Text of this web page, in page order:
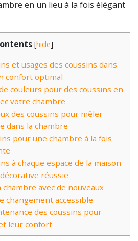
en un lieu à la fois élégant
[hide]
et usages des coussins dans
confort optimal
couleurs pour des coussins en
votre chambre
des coussins pour mêler
dans la chambre
pour une chambre à la fois
à chaque espace de la maison
réussie
avec de nouveaux
changement accessible
des coussins pour
leur confort